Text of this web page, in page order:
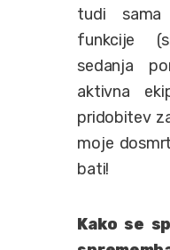
tudi
funkcije
sedanja
aktivna
pridobitev
moje
bati!
Kako se